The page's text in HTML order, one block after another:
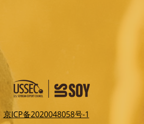
京ICP备2020048058号-1